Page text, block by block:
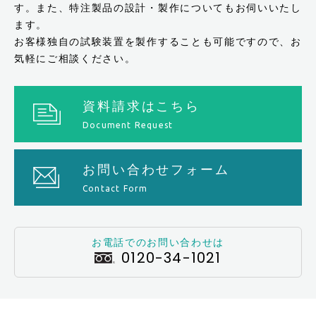
す。また、特注製品の設計・製作についてもお伺いいたし
ます。
お客様独自の試験装置を製作することも可能ですので、お
気軽にご相談ください。
資料請求はこちら
Document Request
お問い合わせフォーム
Contact Form
お電話でのお問い合わせは
0120-34-1021